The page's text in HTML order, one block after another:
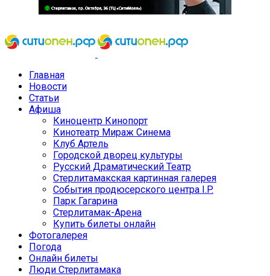
Главная
Новости
Статьи
Афиша
Киноцентр Кинопорт
Кинотеатр Мираж Синема
Клуб Артель
Городской дворец культуры
Русский Драматический Театр
Стерлитамакская картинная галерея
События продюсерского центра I.P.
Парк Гагарина
Стерлитамак-Арена
Купить билеты онлайн
Фотогалерея
Погода
Онлайн билеты
Люди Стерлитамака